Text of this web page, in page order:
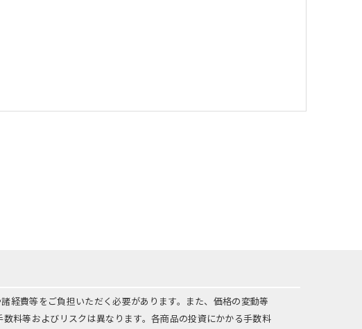
経費等をご負担いただく必要があります。また、価格の変動等
料等およびリスクは異なります。各商品の投資にかかる手数料